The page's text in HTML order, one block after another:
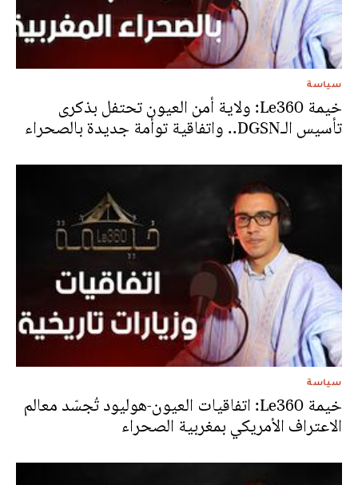
سياسة
خيمة Le360: ولاية أمن العيون تحتفل بذكرى
تأسيس الـDGSN.. واتفاقية توأمة جديدة بالصحراء
سياسة
خيمة Le360: اتفاقيات العيون-هوليود تُجسّد معالم
الاعتراف الأمريكي بمغربية الصحراء